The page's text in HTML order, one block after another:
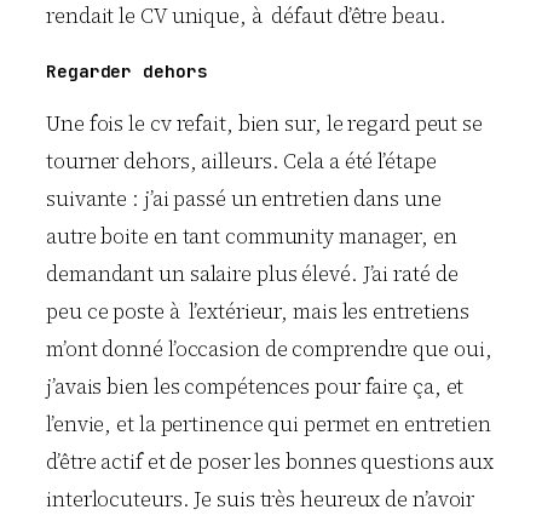
rendait le CV unique, à défaut d’être beau.
Regarder dehors
Une fois le cv refait, bien sur, le regard peut se
tourner dehors, ailleurs. Cela a été l’étape
suivante : j’ai passé un entretien dans une
autre boite en tant community manager, en
demandant un salaire plus élevé. J’ai raté de
peu ce poste à l’extérieur, mais les entretiens
m’ont donné l’occasion de comprendre que oui,
j’avais bien les compétences pour faire ça, et
l’envie, et la pertinence qui permet en entretien
d’être actif et de poser les bonnes questions aux
interlocuteurs. Je suis très heureux de n’avoir